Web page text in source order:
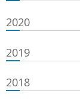
2020
2019
2018